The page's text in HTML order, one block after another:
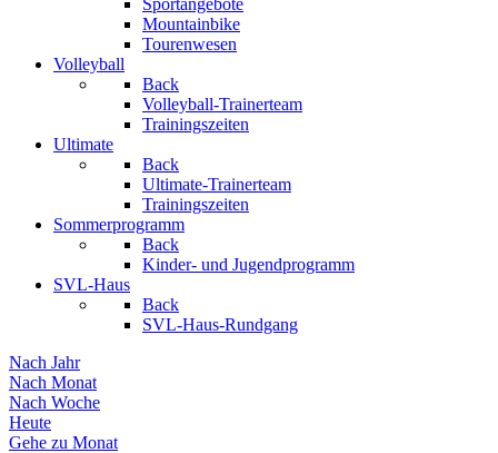
Sportangebote
Mountainbike
Tourenwesen
Volleyball
Back
Volleyball-Trainerteam
Trainingszeiten
Ultimate
Back
Ultimate-Trainerteam
Trainingszeiten
Sommerprogramm
Back
Kinder- und Jugendprogramm
SVL-Haus
Back
SVL-Haus-Rundgang
Nach Jahr
Nach Monat
Nach Woche
Heute
Gehe zu Monat